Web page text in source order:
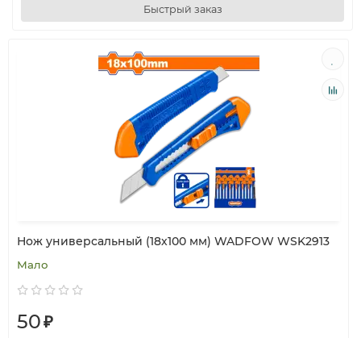
Быстрый заказ
Нож универсальный (18х100 мм) WADFOW WSK2913
Мало
50₽